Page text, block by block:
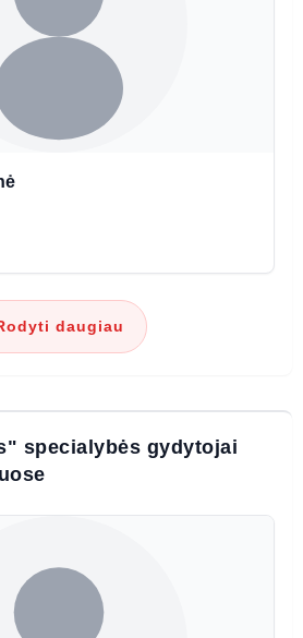
daugiau
specialybės gydytojai